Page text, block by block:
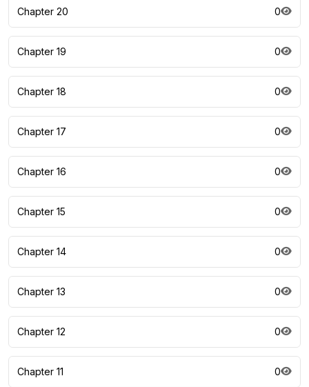
Chapter 20 0
Chapter 19 0
Chapter 18 0
Chapter 17 0
Chapter 16 0
Chapter 15 0
Chapter 14 0
Chapter 13 0
Chapter 12 0
Chapter 11 0